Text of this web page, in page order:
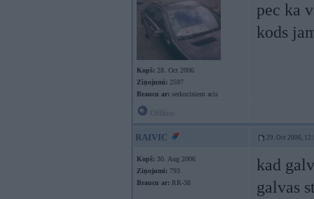
Kopš: 28. Oct 2006
Ziņojumi: 2597
Braucu ar: serkociniem acis
pec ka
kods
RAIVIC 29. Oct 2006,
Kopš: 30. Aug 2006
Ziņojumi: 793
Braucu ar: RR-38
kad
galvas